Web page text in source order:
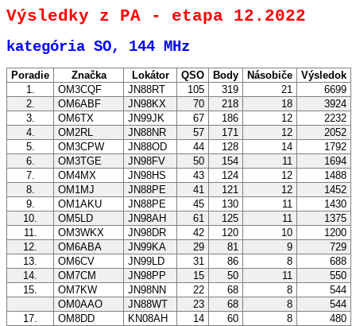
Výsledky z PA - etapa 12.2022
kategória SO, 144 MHz
Poradie Značka Lokátor QSO Body Násobiče
Výsledok
1.
OM3CQF JN88RT 105 319 21
6699
2.
OM6ABF JN98KX 70 218 18
3924
3.
OM6TX JN99JK 67 186 12
2232
4.
OM2RL JN88NR 57 171 12
2052
5.
OM3CPW JN88OD 44 128 14
1792
6.
OM3TGE JN98FV 50 154 11
1694
7.
OM4MX JN98HS 43 124 12
1488
8.
OM1MJ JN88PE 41 121 12
1452
9.
OM1AKU JN88PE 45 130 11
1430
10.
OM5LD JN98AH 61 125 11
1375
11.
OM3WKX JN98DR 42 120 10
1200
12.
OM6ABA JN99KA 29 81 9
729
13.
OM6CV JN99LD 31 86 8
688
14.
OM7CM JN98PP 15 50 11
550
15.
OM7KW JN98NN 22 68 8
544
OM0AAO
JN88WT 23 68 8
544
17.
OM8DD KN08AH 14 60 8
480